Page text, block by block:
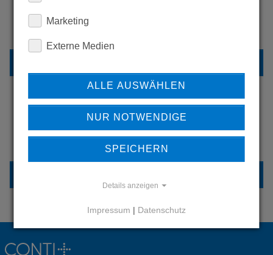
UNSERE REFERENZEN
HABEN SIE FRAGEN?
KONTAKTIEREN SIE UNS
Marketing
Externe Medien
ALLE AUSWÄHLEN
NUR NOTWENDIGE
SPEICHERN
Details anzeigen
Impressum | Datenschutz